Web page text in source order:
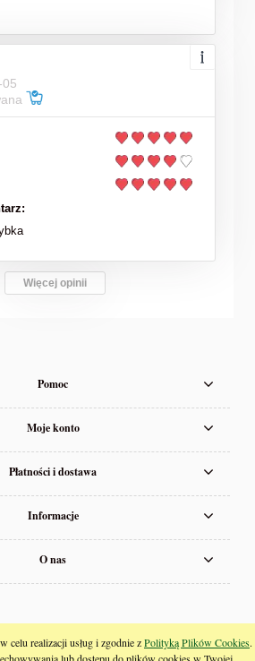
celu realizacji usług i zgodnie zPolityką Plików Cookies.
Więcej opinii
Pomoc
Moje konto
Płatności i dostawa
Informacje
O nas
pełną wersję strony